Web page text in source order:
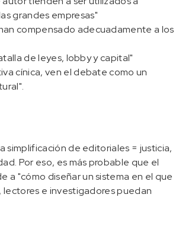
grandes empresas"
compensado adecuadamente a los
de leyes, lobby y capital"
cínica, ven el debate como un
simplificación de editoriales = justicia,
Por eso, es más probable que el
a "cómo diseñar un sistema en el que
e investigadores puedan